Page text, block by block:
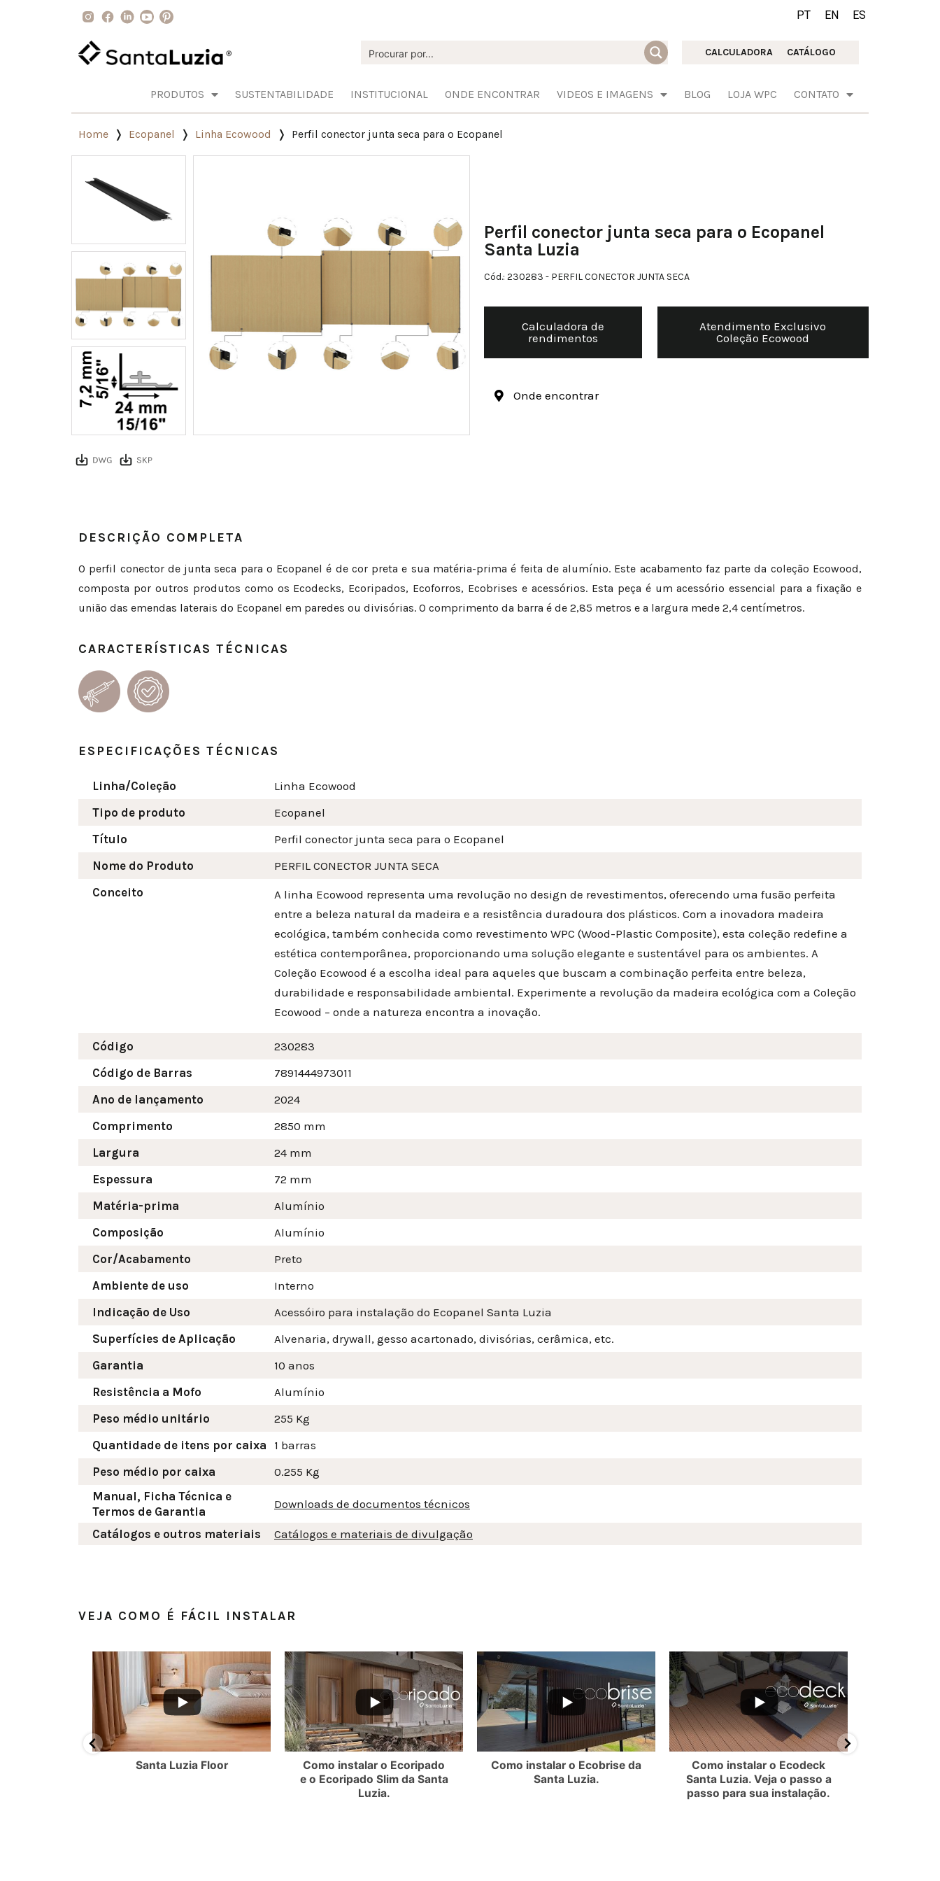
PT EN ES
CALCULADORA CATÁLOGO
PRODUTOS SUSTENTABILIDADE INSTITUCIONAL ONDE ENCONTRAR VIDEOS E IMAGENS BLOG LOJA WPC CONTATO
Home Ecopanel Linha Ecowood Perfil conector junta seca para o Ecopanel
Perfil conector junta seca para o Ecopanel
Santa Luzia
Cód.: 230283 - PERFIL CONECTOR JUNTA SECA
Calculadora de
rendimentos
Atendimento Exclusivo
Coleção Ecowood
Onde encontrar
DESCRIÇÃO COMPLETA
O perfil conector de junta seca para o Ecopanel é de cor preta e sua matéria-prima é feita de alumínio. Este acabamento faz parte da coleção Ecowood,
composta por outros produtos como os Ecodecks, Ecoripados, Ecoforros, Ecobrises e acessórios. Esta peça é um acessório essencial para a fixação e
união das emendas laterais do Ecopanel em paredes ou divisórias. O comprimento da barra é de 2,85 metros e a largura mede 2,4 centímetros.
CARACTERÍSTICAS TÉCNICAS
ESPECIFICAÇÕES TÉCNICAS
Linha/Coleção
Linha Ecowood
Tipo de produto
Ecopanel
Título
Perfil conector junta seca para o Ecopanel
Nome do Produto
PERFIL CONECTOR JUNTA SECA
Conceito
A linha Ecowood representa uma revolução no design de revestimentos, oferecendo uma fusão perfeita
entre a beleza natural da madeira e a resistência duradoura dos plásticos. Com a inovadora madeira
ecológica, também conhecida como revestimento WPC (Wood-Plastic Composite), esta coleção redefine a
estética contemporânea, proporcionando uma solução elegante e sustentável para os ambientes. A
Coleção Ecowood é a escolha ideal para aqueles que buscam a combinação perfeita entre beleza,
durabilidade e responsabilidade ambiental. Experimente a revolução da madeira ecológica com a Coleção
Ecowood – onde a natureza encontra a inovação.
Código
230283
Código de Barras
7891444973011
Ano de lançamento
2024
Comprimento
2850 mm
Largura
24 mm
Espessura
72 mm
Matéria-prima
Alumínio
Composição
Alumínio
Cor/Acabamento
Preto
Ambiente de uso
Interno
Indicação de Uso
Acessóiro para instalação do Ecopanel Santa Luzia
Superfícies de Aplicação
Alvenaria, drywall, gesso acartonado, divisórias, cerâmica, etc.
Garantia
10 anos
Resistência a Mofo
Alumínio
Peso médio unitário
255 Kg
Quantidade de itens por caixa
1 barras
Peso médio por caixa
0.255 Kg
Manual, Ficha Técnica e
Termos de Garantia
Downloads de documentos técnicos
Catálogos e outros materiais Catálogos e materiais de divulgação
VEJA COMO É FÁCIL INSTALAR
Santa Luzia Floor
Como instalar o Ecoripado
e o Ecoripado Slim da Santa
Luzia.
Como instalar o Ecobrise da
Santa Luzia.
Como instalar o Ecodeck
Santa Luzia. Veja o passo a
passo para sua instalação.
YouTube Video UEx3ZXlpVS1YZl9FMEQ3NjNWMllmTkdRR2NMQ3VOdXdvUy4wMTYxQzVBRDI1NEVDQUZE
YouTube Video UEx3ZXlpVS1YZl9FMEQ3NjNWMllmTkdRR2NMQ3VOdXdvUy4wNEU1MTI4NkZEMzVBN0JF
YouTube Video UEx3ZXlpVS1YZl9FMEQ3NjNWMllmTkdRR2NMQ3VOdXdvUy5CQkEwRDA0MDkwNUM2MDY1
YouTube Video YouTube Video